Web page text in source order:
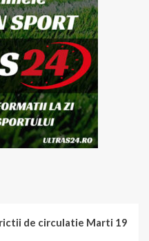
de circulatie Marti 19